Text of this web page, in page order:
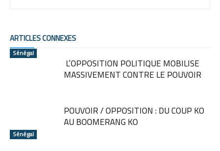
ARTICLES CONNEXES
Sénégal
L’OPPOSITION POLITIQUE MOBILISE
MASSIVEMENT CONTRE LE POUVOIR
Sénégal
POUVOIR / OPPOSITION : DU COUP KO
AU BOOMERANG KO